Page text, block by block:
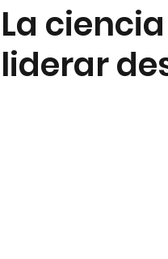
La
liderar